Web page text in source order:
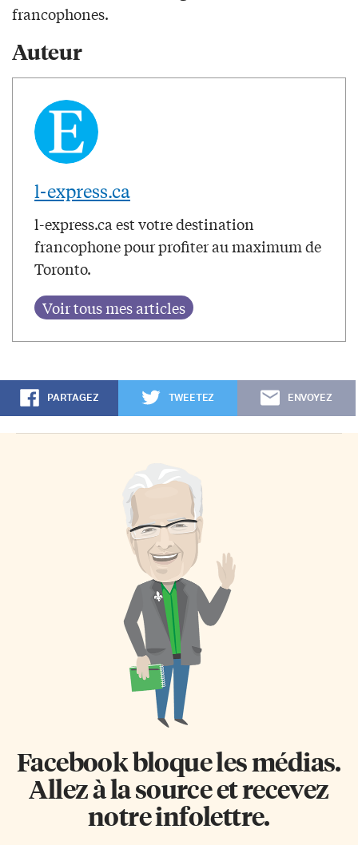
francophones.
Auteur
l-express.ca
l-express.ca est votre destination
francophone pour profiter au maximum de
Toronto.
PARTAGEZ TWEETEZ ENVOYEZ
Facebook bloque les médias.
Allez à la source et recevez
notre infolettre.